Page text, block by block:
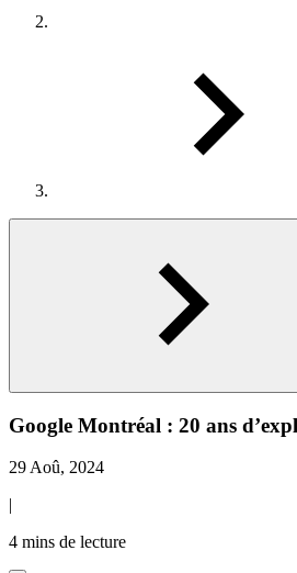
Google Montréal : 20 ans
29 Aoû, 2024
|
4 mins de lecture